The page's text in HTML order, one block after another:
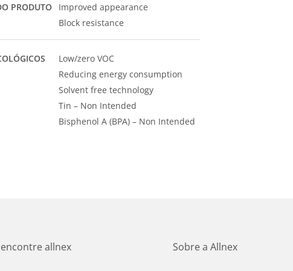
PRODUTO
Improved appearance
Block resistance
Low/zero VOC
Reducing energy consumption
Solvent free technology
Tin – Non Intended
Bisphenol A (BPA) – Non Intended
encontre allnex Sobre a Allnex